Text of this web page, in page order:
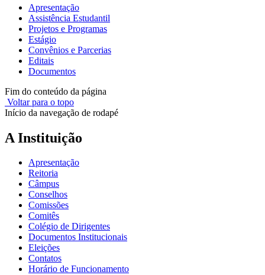
Apresentação
Assistência Estudantil
Projetos e Programas
Estágio
Convênios e Parcerias
Editais
Documentos
Fim do conteúdo da página
Voltar para o topo
Início da navegação de rodapé
A Instituição
Apresentação
Reitoria
Câmpus
Conselhos
Comissões
Comitês
Colégio de Dirigentes
Documentos Institucionais
Eleições
Contatos
Horário de Funcionamento